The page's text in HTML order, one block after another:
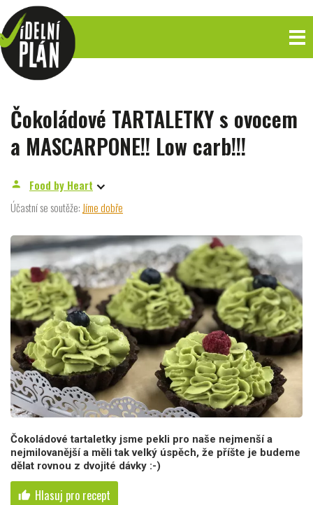
Čokoládové TARTALETKY s ovocem
a MASCARPONE!! Low carb!!!
person
Food by Heart
Účastní se soutěže: Jíme dobře
Čokoládové tartaletky jsme pekli pro naše nejmenší a
nejmilovanější a měli tak velký úspěch, že příšte je budeme
dělat rovnou z dvojité dávky :-)
thumb_up Hlasuj pro recept